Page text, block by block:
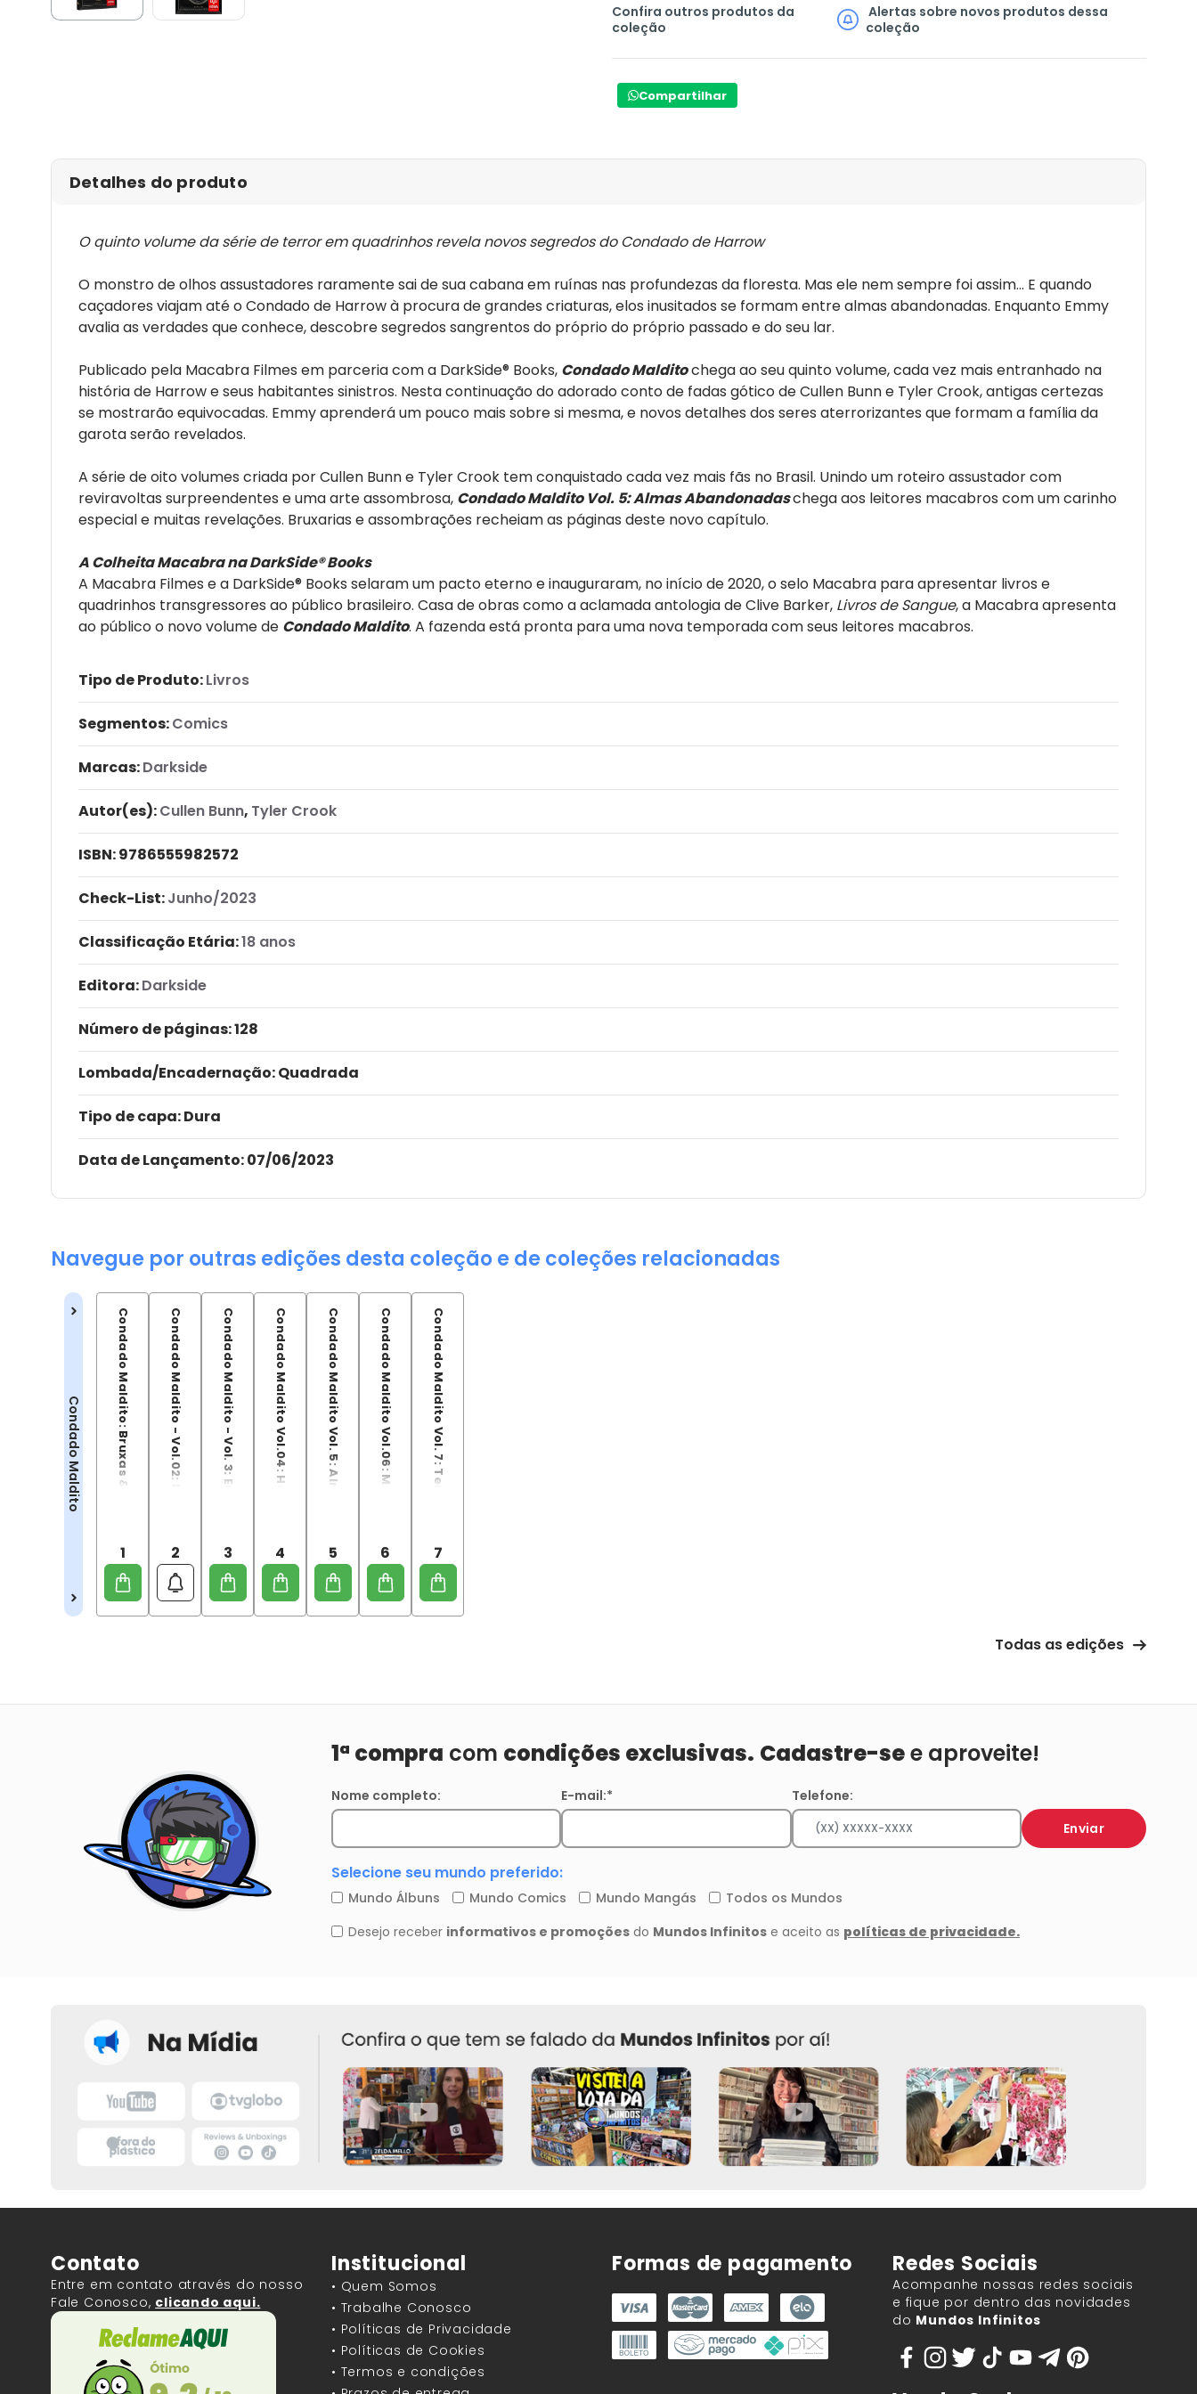
revelações. Bruxarias e assombrações recheiam as páginas deste novo capítulo.
A Colheita Macabra na DarkSide® Books
no início de 2020, o selo Macabra para apresentar livros e quadrinhos
deCondado Maldito. A fazenda está pronta para uma nova temporada com seus
Confira outros produtos da
coleção
Alertas sobre novos produtos dessa
coleção
Compartilhar
Detalhes do produto
O quinto volume da série de terror em quadrinhos revela novos segredos do Condado de Harrow
O monstro de olhos assustadores raramente sai de sua cabana em ruínas nas profundezas da floresta. Mas ele nem sempre foi assim... E quando
caçadores viajam até o Condado de Harrow à procura de grandes criaturas, elos inusitados se formam entre almas abandonadas. Enquanto Emmy
avalia as verdades que conhece, descobre segredos sangrentos do próprio do próprio passado e do seu lar.
Publicado pela Macabra Filmes em parceria com a DarkSide® Books, Condado Malditochega ao seu quinto volume, cada vez mais entranhado na
história de Harrow e seus habitantes sinistros. Nesta continuação do adorado conto de fadas gótico de Cullen Bunn e Tyler Crook, antigas certezas
se mostrarão equivocadas. Emmy aprenderá um pouco mais sobre si mesma, e novos detalhes dos seres aterrorizantes que formam a família da
garota serão revelados.
A série de oito volumes criada por Cullen Bunn e Tyler Crook tem conquistado cada vez mais fãs no Brasil. Unindo um roteiro assustador com
reviravoltas surpreendentes e uma arte assombrosa, Condado Maldito Vol. 5: Almas Abandonadaschega aos leitores macabros com um carinho
especial e muitas revelações. Bruxarias e assombrações recheiam as páginas deste novo capítulo.
A Colheita Macabra na DarkSide® Books
A Macabra Filmes e a DarkSide® Books selaram um pacto eterno e inauguraram, no início de 2020, o selo Macabra para apresentar livros e
quadrinhos transgressores ao público brasileiro. Casa de obras como a aclamada antologia de Clive Barker, Livros de Sangue, a Macabra apresenta
ao público o novo volume de Condado Maldito. A fazenda está pronta para uma nova temporada com seus leitores macabros.
Tipo de Produto:Livros
Segmentos:Comics
Marcas:Darkside
Autor(es):Cullen Bunn, Tyler Crook
ISBN:9786555982572
Check-List:Junho/2023
Classificação Etária:18 anos
Editora:Darkside
Número de páginas: 128
Lombada/Encadernação: Quadrada
Tipo de capa:Dura
Data de Lançamento:07/06/2023
Navegue por outras edições desta coleção e de coleções relacionadas
Condado Maldito Condado Maldito: Bruxas & Assombrações
1 Condado Maldito - Vol.02: Maus Presságios
2 Condado Maldito - Vol. 3: Encantadora de Serpentes
3 Condado Maldito Vol.04: Herança de Família
4 Condado Maldito Vol. 5: Almas Abandonadas
5 Condado Maldito Vol.06: Magia em Conflito
6 Condado Maldito Vol. 7: Temporada das Sombras
7
Todas as edições
Contato
Entre em contato através do nosso
Fale Conosco, clicando aqui.
Institucional
• Quem Somos
• Trabalhe Conosco
• Políticas de Privacidade
• Políticas de Cookies
• Termos e condições
Formas de pagamento Redes Sociais
Acompanhe nossas redes sociais
e fique por dentro das novidades
do Mundos Infinitos